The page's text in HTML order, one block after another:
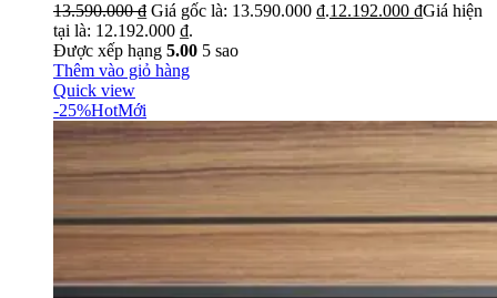
13.590.000₫ Giá gốc là: 13.590.000 ₫.12.192.000 ₫Giá hiện
tại là: 12.192.000 ₫.
Được xếp hạng 5.00 5 sao
Thêm vào giỏ hàng
Quick view
-25%HotMới